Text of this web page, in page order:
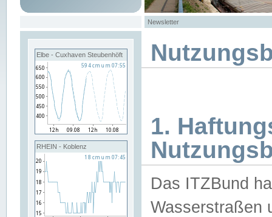
Newsletter
Elbe - Cuxhaven Steubenhöft
RHEIN - Koblenz
1.
Das ITZBund
Wasserstraßen